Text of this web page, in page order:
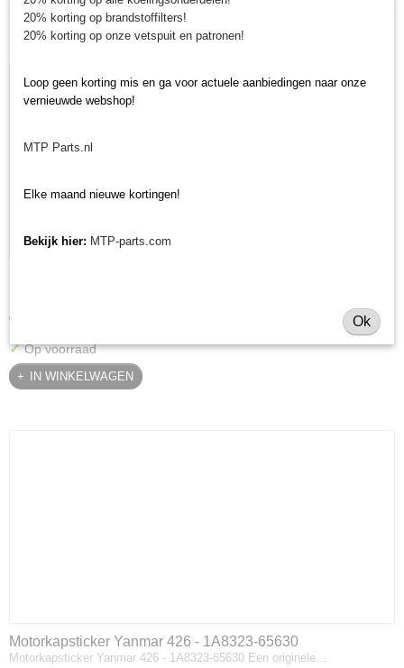
€ 24,74
✓Op voorraad
IN WINKELWAGEN
Motorkapsticker Yanmar 426 - 1A8323-65630
Motorkapsticker Yanmar 426 - 1A8323-65630 Een originele…
20% korting op brandstoffilters!
20% korting op onze vetspuit en patronen!
Loop geen korting mis en ga voor actuele aanbiedingen naar onze
vernieuwde webshop!
MTP Parts.nl
Elke maand nieuwe kortingen!
Bekijk hier: MTP-parts.com
Ok